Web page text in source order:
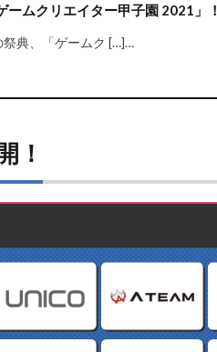
ムクリエイター甲子園 2021」！
祭典、「ゲームク […]…
！